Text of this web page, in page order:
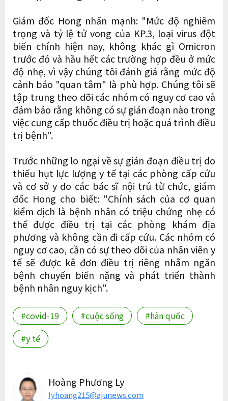
Giám đốc Hong nhấn mạnh: "Mức độ nghiêm
trọng và tỷ lệ tử vong của KP.3, loại virus đột
biến chính hiện nay, không khác gì Omicron
trước đó và hầu hết các trường hợp đều ở mức
độ nhẹ, vì vậy chúng tôi đánh giá rằng mức độ
cảnh báo "quan tâm" là phù hợp. Chúng tôi sẽ
tập trung theo dõi các nhóm có nguy cơ cao và
đảm bảo rằng không có sự gián đoạn nào trong
việc cung cấp thuốc điều trị hoặc quá trình điều
trị bệnh".
Trước những lo ngại về sự gián đoạn điều trị do
thiếu hụt lực lượng y tế tại các phòng cấp cứu
và cơ sở y do các bác sĩ nội trú từ chức, giám
đốc Hong cho biết: "Chính sách của cơ quan
kiểm dịch là bệnh nhân có triệu chứng nhẹ có
thể được điều trị tại các phòng khám địa
phương và không cần đi cấp cứu. Các nhóm có
nguy cơ cao, cần có sự theo dõi của nhân viên y
tế sẽ được kê đơn điều trị riêng nhằm ngăn
bệnh chuyển biến nặng và phát triển thành
bệnh nhân nguy kịch".
#covid-19 #cuộc sống
#hàn quốc
#y tế
Hoàng Phương Ly
lyhoang215@ajunews.com